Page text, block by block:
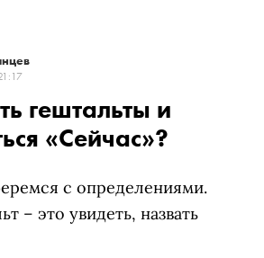
гештальты и
«Сейчас»?
с определениями.
– это увидеть, назвать